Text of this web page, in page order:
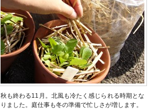
秋も終わる11月。北風も冷たく感じられる時期とな
りました。庭仕事も冬の準備で忙しさが増します。